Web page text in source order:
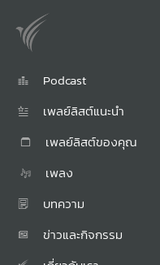
Podcast
เพลย์ลิสต์แนะนำ
เพลย์ลิสต์ของคุณ
เพลง
บทความ
ข่าวและกิจกรรม